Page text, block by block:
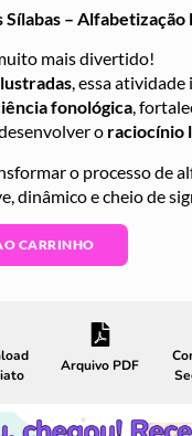
Sílabas – Alfabetização
mais divertido!
, essa
fonológica,
o raciocínio
o processo de
dinâmico e cheio de
CARRINHO
Arquivo PDF